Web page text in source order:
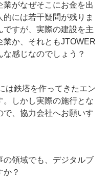
業がなぜそこにお金を出
には若干疑問が残りま
ですが、実際の建設を主
か、それともJTOWER
感じなのでしょう？
鉄塔を作ってきたエン
。しかし実際の施行とな
で、協力会社へお願いす
領域でも、デジタルブ
か？